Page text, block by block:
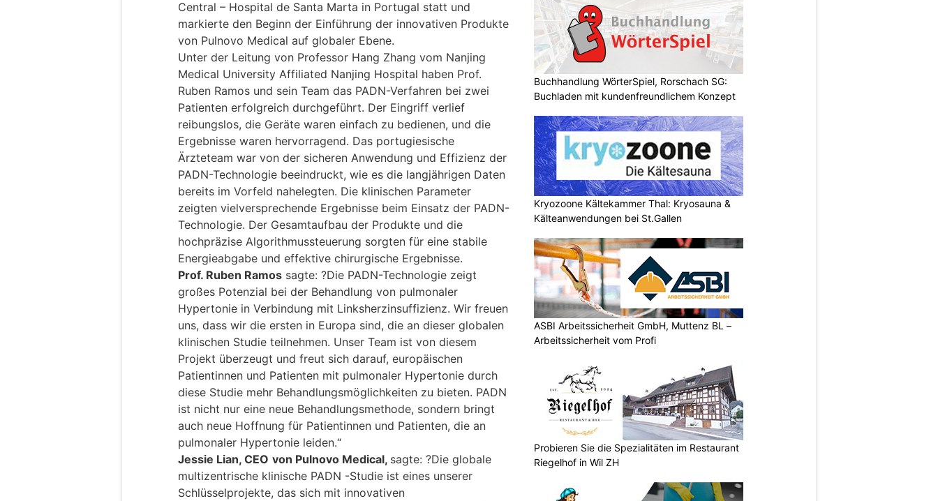
Central – Hospital de Santa Marta in Portugal statt und
markierte den Beginn der Einführung der innovativen Produkte
von Pulnovo Medical auf globaler Ebene.
Unter der Leitung von Professor Hang Zhang vom Nanjing
Medical University Affiliated Nanjing Hospital haben Prof.
Ruben Ramos und sein Team das PADN-Verfahren bei zwei
Patienten erfolgreich durchgeführt. Der Eingriff verlief
reibungslos, die Geräte waren einfach zu bedienen, und die
Ergebnisse waren hervorragend. Das portugiesische
Ärzteteam war von der sicheren Anwendung und Effizienz der
PADN-Technologie beeindruckt, wie es die langjährigen Daten
bereits im Vorfeld nahelegten. Die klinischen Parameter
zeigten vielversprechende Ergebnisse beim Einsatz der PADN-
Technologie. Der Gesamtaufbau der Produkte und die
hochpräzise Algorithmussteuerung sorgten für eine stabile
Energieabgabe und effektive chirurgische Ergebnisse.
Prof. Ruben Ramos sagte: ?Die PADN-Technologie zeigt
großes Potenzial bei der Behandlung von pulmonaler
Hypertonie in Verbindung mit Linksherzinsuffizienz. Wir freuen
uns, dass wir die ersten in Europa sind, die an dieser globalen
klinischen Studie teilnehmen. Unser Team ist von diesem
Projekt überzeugt und freut sich darauf, europäischen
Patientinnen und Patienten mit pulmonaler Hypertonie durch
diese Studie mehr Behandlungsmöglichkeiten zu bieten. PADN
ist nicht nur eine neue Behandlungsmethode, sondern bringt
auch neue Hoffnung für Patientinnen und Patienten, die an
pulmonaler Hypertonie leiden.“
Jessie Lian, CEO von Pulnovo Medical, sagte: ?Die globale
multizentrische klinische PADN -Studie ist eines unserer
Schlüsselprojekte, das sich mit innovativen
Buchhandlung WörterSpiel, Rorschach SG:
Buchladen mit kundenfreundlichem Konzept
Kryozoone Kältekammer Thal: Kryosauna &
Kälteanwendungen bei St.Gallen
ASBI Arbeitssicherheit GmbH, Muttenz BL –
Arbeitssicherheit vom Profi
Probieren Sie die Spezialitäten im Restaurant
Riegelhof in Wil ZH